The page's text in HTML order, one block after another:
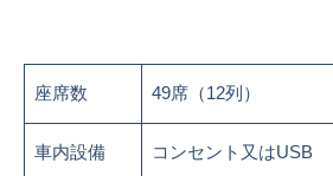
座席数 49席（12列）
車内設備 コンセント又はUSB